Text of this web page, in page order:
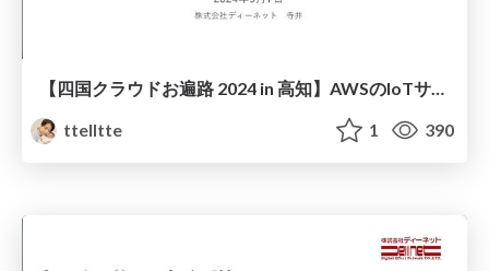
【四国クラウドお遍路 2024 in 高知】AWSのIoTサービスを駆使して異常検出デモを作ったお話_DENET寺井_20240907
ttelltte
1 390